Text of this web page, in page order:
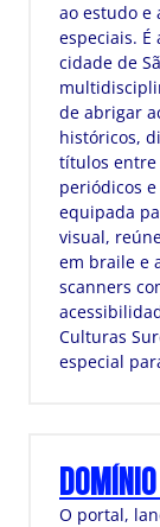
ao estudo e
especiais.
cidade de
de abrigar
históricos,
títulos
periódicos
equipada
visual,
em braile e
scanners
Culturas
especial
O portal,